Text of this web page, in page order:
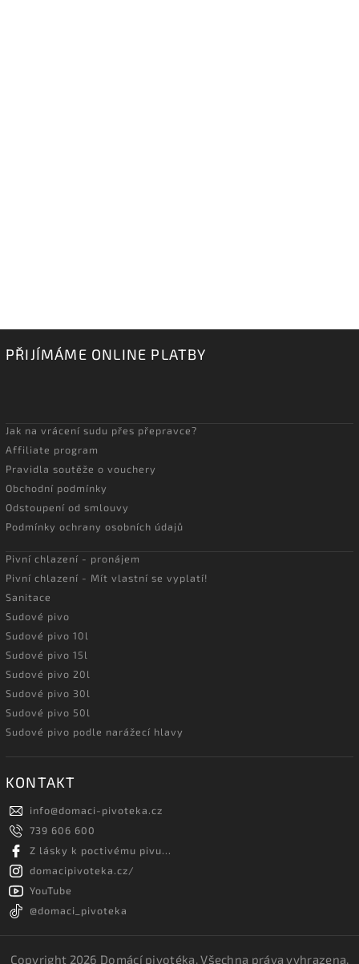
PŘIJÍMÁME ONLINE PLATBY
Jak na vrácení sudu přes přepravce?
Affiliate program
Pravidla soutěže o vouchery
Obchodní podmínky
Odstoupení od smlouvy
Podmínky ochrany osobních údajů
Pivní chlazení - pronájem
Pivní chlazení - Mít vlastní se vyplatí!
Sanitace
Sudové pivo
Sudové pivo 10l
Sudové pivo 15l
Sudové pivo 20l
Sudové pivo 30l
Sudové pivo 50l
Sudové pivo podle narážecí hlavy
KONTAKT
info@domaci-pivoteka.cz
739 606 600
Z lásky k poctivému pivu...
domacipivoteka.cz/
YouTube
@domaci_pivoteka
Copyright 2026 Domácí pivotéka . Všechna práva vyhrazena.